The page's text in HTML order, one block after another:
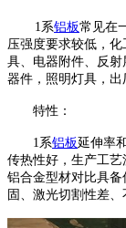
1系铝板常见在
压强度要求较低，
具、电器附件、反
器件，照明灯具，出
特性：
1系铝板 延伸率
传热性好，生产工
铝合金型材对比具
固、激光切割性差、